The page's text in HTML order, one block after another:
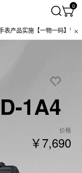
0
【一物一码】管理的公告 >
1A4
价格
￥7,690